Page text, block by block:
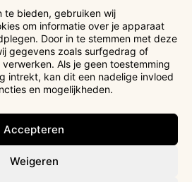
te bieden, gebruiken wij
om informatie over je apparaat
Door in te stemmen met deze
gegevens zoals surfgedrag of
Als je geen toestemming
intrekt, kan dit een nadelige invloed
en mogelijkheden.
Accepteren
Weigeren